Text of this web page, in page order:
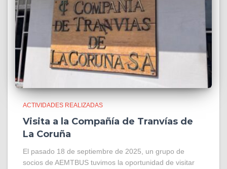
ACTIVIDADES REALIZADAS
Visita a la Compañía de Tranvías de
La Coruña
El pasado 18 de septiembre de 2025, un grupo de
socios de AEMTBUS tuvimos la oportunidad de visitar